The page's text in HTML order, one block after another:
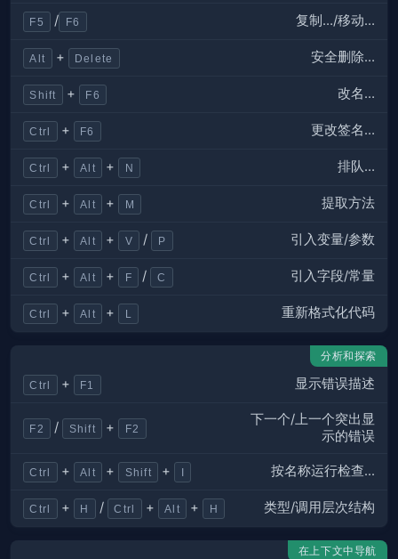
F5 / F6 复制…/移动…
Alt + Delete 安全删除…
Shift + F6 改名…
Ctrl + F6 更改签名…
Ctrl + Alt + N 排队…
Ctrl + Alt + M 提取方法
Ctrl + Alt + V / P 引入变量/参数
Ctrl + Alt + F / C 引入字段/常量
Ctrl + Alt + L 重新格式化代码
分析和探索
Ctrl + F1 显示错误描述
F2 / Shift + F2
下一个/上一个突出显
示的错误
Ctrl + Alt + Shift + I 按名称运行检查...
Ctrl + H / Ctrl + Alt + H 类型/调用层次结构
在上下文中导航